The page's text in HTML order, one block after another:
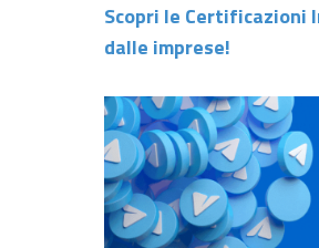
Scopri le Certificazioni
dalle imprese!